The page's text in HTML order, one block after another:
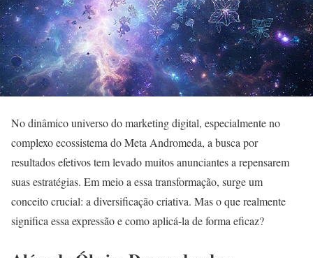
No dinâmico universo do marketing digital, especialmente no
complexo ecossistema do Meta Andromeda, a busca por
resultados efetivos tem levado muitos anunciantes a repensarem
suas estratégias. Em meio a essa transformação, surge um
conceito crucial: a diversificação criativa. Mas o que realmente
significa essa expressão e como aplicá-la de forma eficaz?